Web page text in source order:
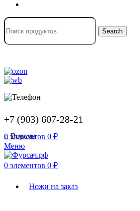
Search
+7 (903) 607-28-21
г. Ворсма
0 элементов 0 ₽
Меню
0 элементов 0 ₽
Ножи на заказ